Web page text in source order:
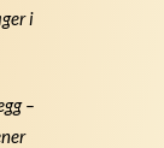
i
–